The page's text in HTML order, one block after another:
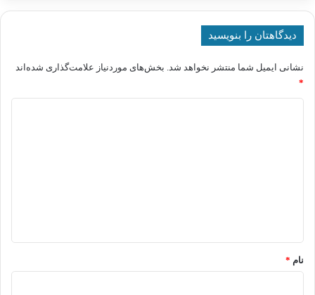
دیدگاهتان را بنویسید
نشانی ایمیل شما منتشر نخواهد شد. بخش‌های موردنیاز علامت‌گذاری شده‌اند
*
نام *